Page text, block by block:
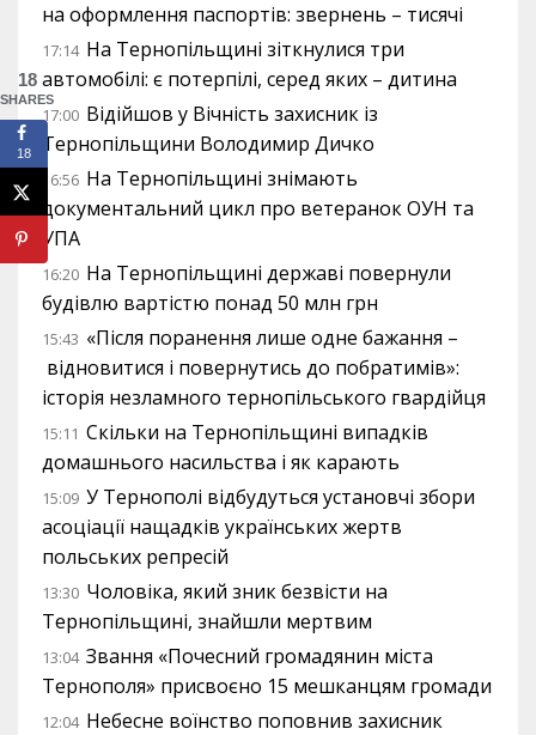
на оформлення паспортів: звернень – тисячі
17:14 На Тернопільщині зіткнулися три
автомобілі: є потерпілі, серед яких – дитина
17:00 Відійшов у Вічність захисник із
Тернопільщини Володимир Дичко
16:56 На Тернопільщині знімають
документальний цикл про ветеранок ОУН та
УПА
16:20 На Тернопільщині державі повернули
будівлю вартістю понад 50 млн грн
15:43 «Після поранення лише одне бажання –
відновитися і повернутись до побратимів»:
історія незламного тернопільського гвардійця
15:11 Скільки на Тернопільщині випадків
домашнього насильства і як карають
15:09 У Тернополі відбудуться установчі збори
асоціації нащадків українських жертв
польських репресій
13:30 Чоловіка, який зник безвісти на
Тернопільщині, знайшли мертвим
13:04 Звання «Почесний громадянин міста
Тернополя» присвоєно 15 мешканцям громади
12:04 Небесне воїнство поповнив захисник
18
SHARES
18